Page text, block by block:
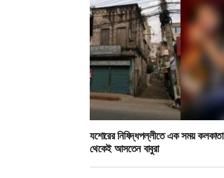
যশোরের নিষিদ্ধপল্লীতে এক সময় কলকাতা
থেকেই আসতেন বাবুরা